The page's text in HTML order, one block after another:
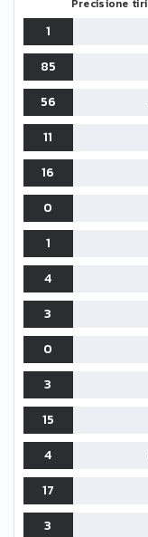
Precisione tiri
1
85
56
11
16
0
1
4
3
0
3
15
4
17
3